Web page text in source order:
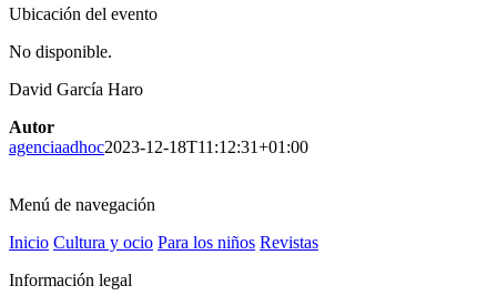
Ubicación del evento
No disponible.
David García Haro
Autor
agenciaadhoc2023-12-18T11:12:31+01:00
Menú de navegación
Inicio Cultura y ocio Para los niños Revistas
Información legal